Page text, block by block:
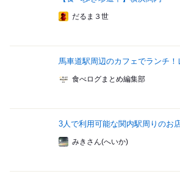
だるま３世
馬車道駅周辺のカフェでランチ
食べログまとめ編集部
3人で利用可能な関内駅周りのお
みきさん(へいか)